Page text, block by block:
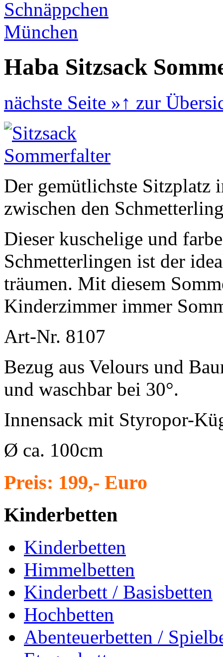
Haba Sitzsack
nächste Seite »↑ zur
Der gemütlichste Sitzplatz
zwischen den
Dieser kuschelige und
Schmetterlingen ist der
träumen. Mit diesem
Kinderzimmer immer
Art-Nr. 8107
Bezug aus Velours und
und waschbar bei 30°.
Innensack mit Styropor-
Ø ca. 100cm
Preis: 199,- Euro
Kinderbetten
Kinderbetten
Himmelbetten
Kinderbett / Basisbetten
Hochbetten
Abenteuerbetten /